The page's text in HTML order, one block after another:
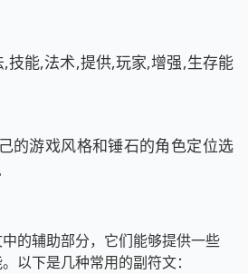
的游戏风格和锤石的角色定位选
的辅助部分，它们能够提供一些
以下是几种常用的副符文：